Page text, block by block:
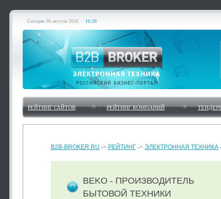
Сегодня 08 августа 2026 16:26
РЕЙТИНГ САЙТОВ РЕЙТИНГ КОМПАНИЙ
B2B-BROKER.RU -> РЕЙТИНГ -> ЭЛЕКТРОННАЯ ТЕХНИКА
BEKO - ПРОИЗВОДИТЕЛЬ
БЫТОВОЙ ТЕХНИКИ